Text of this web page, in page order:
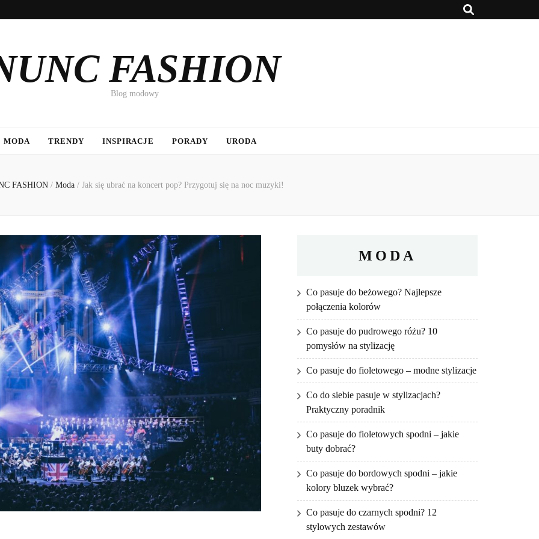
FASHION
Blog modowy
MODA TRENDY INSPIRACJE PORADY URODA
FASHION / Moda / Jak się ubrać na koncert pop? Przygotuj się na noc muzyki!
MODA
Co pasuje do beżowego? Najlepsze
połączenia kolorów
Co pasuje do pudrowego różu? 10
pomysłów na stylizację
Co pasuje do fioletowego – modne stylizacje
Co do siebie pasuje w stylizacjach?
Praktyczny poradnik
Co pasuje do fioletowych spodni – jakie
buty dobrać?
Co pasuje do bordowych spodni – jakie
kolory bluzek wybrać?
Co pasuje do czarnych spodni? 12
stylowych zestawów